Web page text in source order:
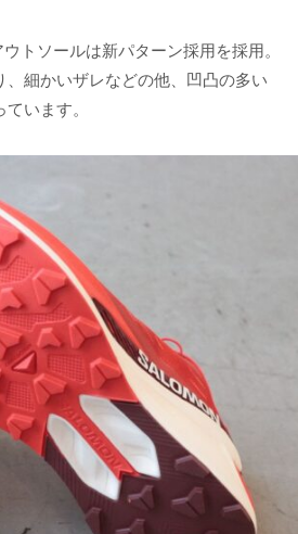
トソールは新パターン採用を採用。
細かいザレなどの他、凹凸の多い
います。